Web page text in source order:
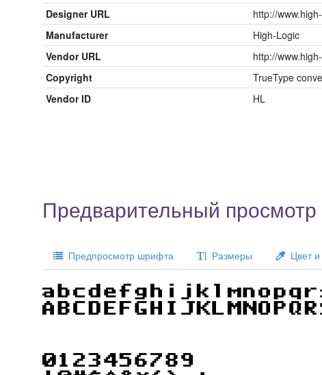
Designer URL
http://
Manufacturer
High-Logic
Vendor URL
http://
Copyright
TrueType
Vendor ID
HL
Предварительный
Предпросмотр шрифта Размеры Цвет